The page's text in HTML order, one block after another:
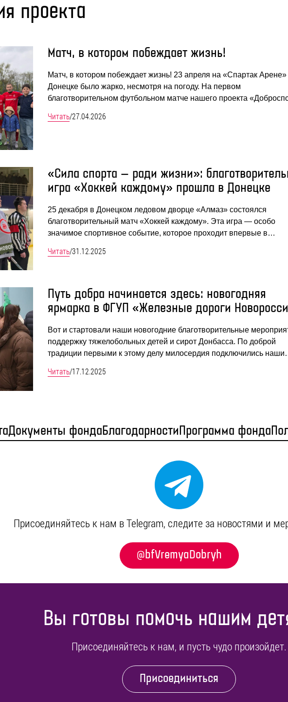
проекта
Матч, в котором побеждает жизнь!
Матч, в котором побеждает жизнь! 23 апреля на «Спартак Арене»
Донецке было жарко, несмотря на погоду. На первом
благотворительном футбольном матче нашего проекта
Читать/27.04.2026
«Сила спорта — ради жизни»:
игра «Хоккей каждому» прошла в Донецке
25 декабря в Донецком ледовом дворце «Алмаз» состоялся
благотворительный матч «Хоккей каждому». Эта игра — особо
значимое спортивное событие, которое проходит впервые в…
Читать/31.12.2025
Путь добра начинается здесь: новогодняя
ярмарка в ФГУП «Железные дороги
Вот и стартовали наши новогодние благотворительные
поддержку тяжелобольных детей и сирот Донбасса. По доброй
традиции первыми к этому делу милосердия подключились
Читать/17.12.2025
Документы фондаБлагодарностиПрограмма фонда
Присоединяйтесь к нам в Telegram, cледите за новостями и
@bfVremyaDobryh
Вы готовы помочь нашим
Присоединяйтесь к нам, и пусть чудо произойдет.
Присоединиться